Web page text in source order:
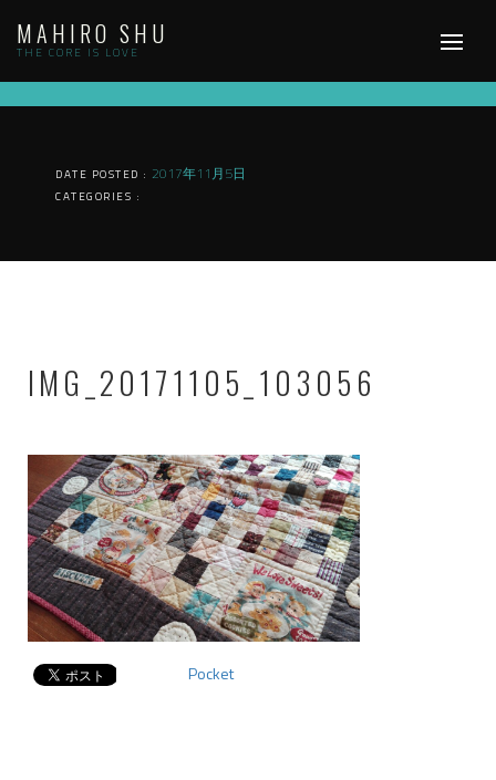
content
MAHIRO SHU
THE CORE IS LOVE
DATE POSTED : 2017年11月5日
CATEGORIES :
IMG_20171105_103056
Pocket